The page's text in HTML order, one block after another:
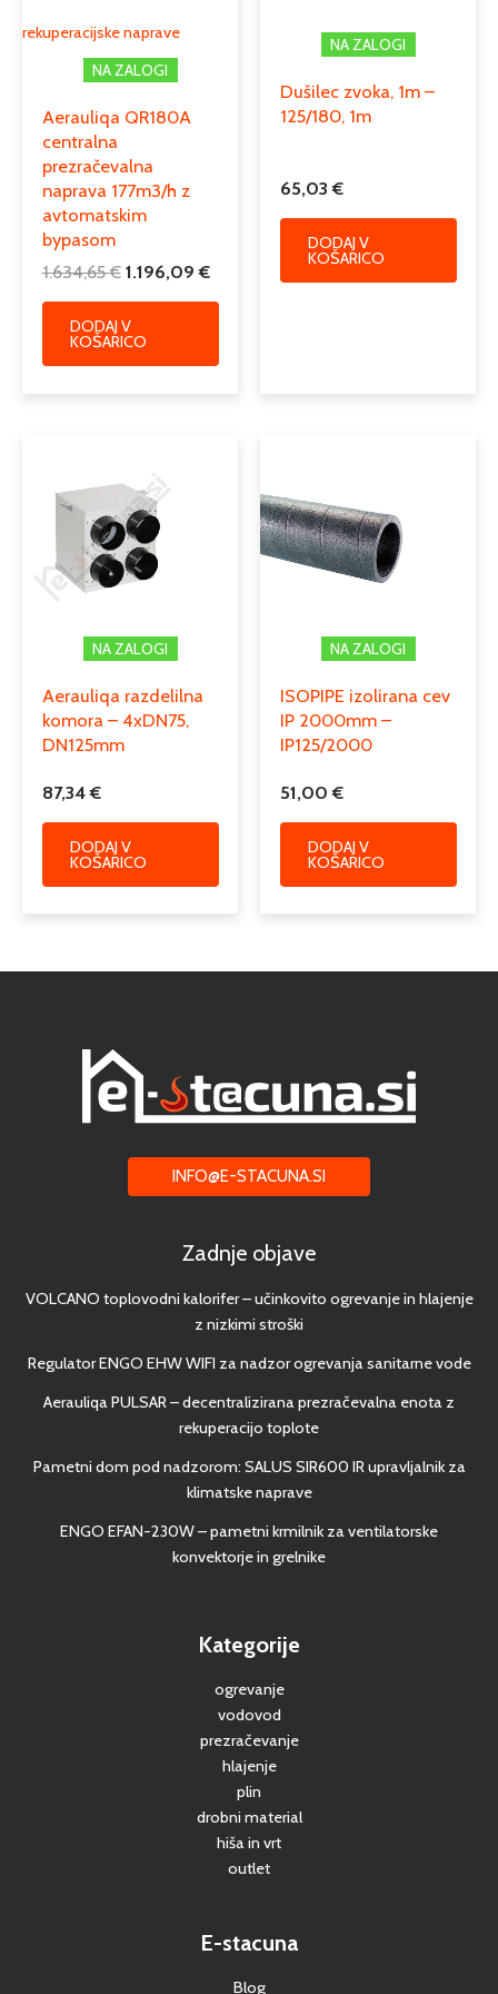
rekuperacijske naprave
NA ZALOGI
Aerauliqa QR180A
centralna
prezračevalna
naprava 177m3/h z
avtomatskim
bypasom
1.634,65€ 1.196,09€
DODAJ V
KOŠARICO
NA ZALOGI
Dušilec zvoka, 1m –
125/180, 1m
65,03€
DODAJ V
KOŠARICO
NA ZALOGI
Aerauliqa razdelilna
komora – 4xDN75,
DN125mm
87,34€
DODAJ V
KOŠARICO
NA ZALOGI
ISOPIPE izolirana cev
IP 2000mm –
IP125/2000
51,00€
DODAJ V
KOŠARICO
INFO@E-STACUNA.SI
Zadnje objave
VOLCANO toplovodni kalorifer – učinkovito ogrevanje in hlajenje
z nizkimi stroški
Regulator ENGO EHW WIFI za nadzor ogrevanja sanitarne vode
Aerauliqa PULSAR – decentralizirana prezračevalna enota z
rekuperacijo toplote
Pametni dom pod nadzorom: SALUS SIR600 IR upravljalnik za
klimatske naprave
ENGO EFAN-230W – pametni krmilnik za ventilatorske
konvektorje in grelnike
Kategorije
ogrevanje
vodovod
prezračevanje
hlajenje
plin
drobni material
hiša in vrt
outlet
E-stacuna
Blog